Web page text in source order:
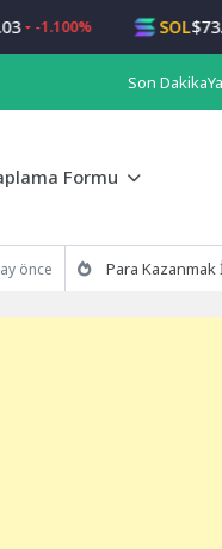
-1.100% SOL $73.67
Son Dakika
Formu
önce Para Kazanmak İstiyorum Diyenler